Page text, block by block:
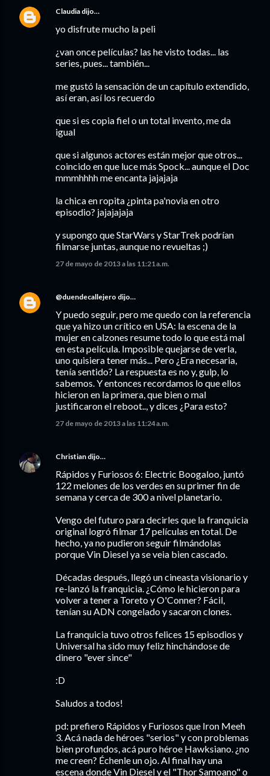
Claudia dijo…
yo disfrute mucho la peli
¿van once películas? las he visto todas... las
series, pues... también...
me gustó la sensación de un capítulo extendido,
así eran, así los recuerdo
que si es copia fiel o un total invento, me da
igual
que si algunos actores están mejor que otros...
coincido en que luce más Spock... aunque el Doc
mmmhhhh me encanta jajajaja
la chica en ropita ¿pinta pa'novia en otro
episodio? jajajajaja
y supongo que StarWars y StarTrek podrían
filmarse juntas, aunque no revueltas ;)
27 de mayo de 2013 a las 11:21 a.m.
@duendecallejero dijo…
Y puedo seguir, pero me quedo con la referencia
que ya hizo un crítico en USA: la escena de la
mujer en calzones resume todo lo que está mal
en esta película. Imposible quejarse de verla,
uno quisiera tener más... Pero ¿Era necesaria,
tenía sentido? La respuesta es no y, gulp, lo
sabemos. Y entonces recordamos lo que ellos
hicieron en la primera, que bien o mal
justificaron el reboot.., y dices ¿Para esto?
27 de mayo de 2013 a las 11:24 a.m.
Christian dijo…
Rápidos y Furiosos 6: Electric Boogaloo, juntó
122 melones de los verdes en su primer fin de
semana y cerca de 300 a nivel planetario.
Vengo del futuro para decirles que la franquicia
original logró filmar 17 películas en total. De
hecho, ya no pudieron seguir filmándolas
porque Vin Diesel ya se veia bien cascado.
Décadas después, llegó un cineasta visionario y
re-lanzó la franquicia. ¿Cómo le hicieron para
volver a tener a Toreto y O'Conner? Fácil,
tenían su ADN congelado y sacaron clones.
La franquicia tuvo otros felices 15 episodios y
Universal ha sido muy feliz hinchándose de
dinero "ever since"
:D
Saludos a todos!
pd: prefiero Rápidos y Furiosos que Iron Meeh
3. Acá nada de héroes "serios" y con problemas
bien profundos, acá puro héroe Hawksiano. ¿no
me creen? Échenle un ojo. Al final hay una
escena donde Vin Diesel y el "Thor Samoano" o